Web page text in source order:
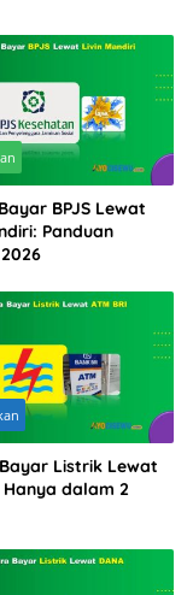
BPJS Lewat
Panduan
Listrik Lewat
Hanya dalam 2